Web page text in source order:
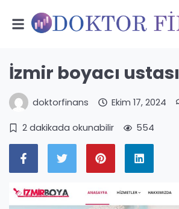
İzmir boyacı ustası
doktorfinans Ekim 17, 2024
2 dakikada okunabilir 554